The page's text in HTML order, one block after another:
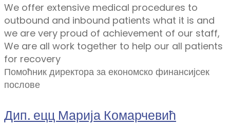
We offer extensive medical procedures to
outbound and inbound patients what it is and
we are very proud of achievement of our staff,
We are all work together to help our all patients
for recovery
Помоћник директора за економско финансијсек
послове
Дип. ецц Марија Комарчевић